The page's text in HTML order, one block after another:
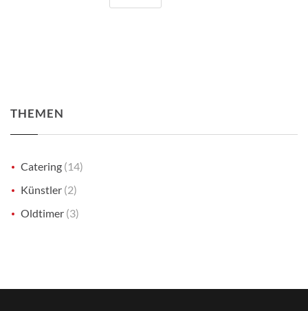
THEMEN
Catering (14)
Künstler (2)
Oldtimer (3)